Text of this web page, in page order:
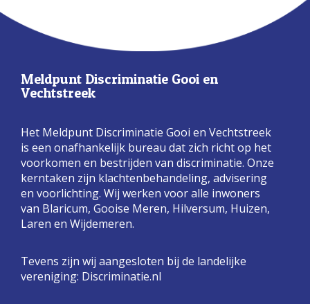
Meldpunt Discriminatie Gooi en
Vechtstreek
Het Meldpunt Discriminatie Gooi en Vechtstreek
is een onafhankelijk bureau dat zich richt op het
voorkomen en bestrijden van discriminatie. Onze
kerntaken zijn klachtenbehandeling, advisering
en voorlichting. Wij werken voor alle inwoners
van Blaricum, Gooise Meren, Hilversum, Huizen,
Laren en Wijdemeren.
Tevens zijn wij aangesloten bij de landelijke
vereniging: Discriminatie.nl